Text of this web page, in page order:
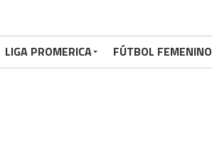
LIGA PROMERICA FÚTBOL FEMENINO